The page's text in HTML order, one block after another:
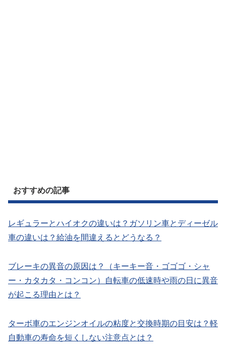
おすすめの記事
レギュラーとハイオクの違いは？ガソリン車とディーゼル
車の違いは？給油を間違えるとどうなる？
ブレーキの異音の原因は？（キーキー音・ゴゴゴ・シャ
ー・カタカタ・コンコン）自転車の低速時や雨の日に異音
が起こる理由とは？
ターボ車のエンジンオイルの粘度と交換時期の目安は？軽
自動車の寿命を短くしない注意点とは？